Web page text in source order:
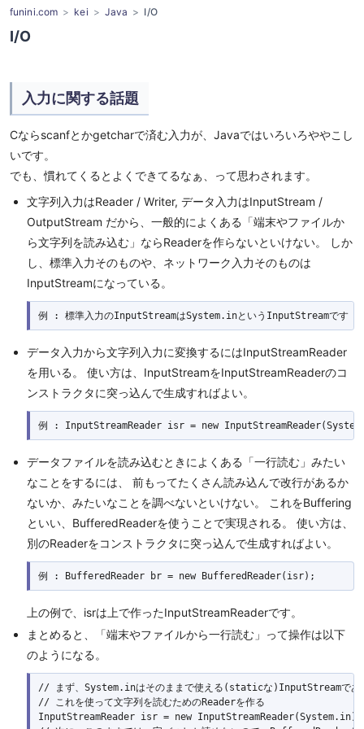
funini.com kei Java I/O
I/O
入力に関する話題
Cならscanfとかgetcharで済む入力が、Javaではいろいろややこし
いです。
でも、慣れてくるとよくできてるなぁ、って思わされます。
文字列入力はReader / Writer, データ入力はInputStream /
OutputStream だから、一般的によくある「端末やファイルか
ら文字列を読み込む」ならReaderを作らないといけない。 しか
し、標準入力そのものや、ネットワーク入力そのものは
InputStreamになっている。
例 : 標準入力のInputStreamはSystem.inというInputStreamです
データ入力から文字列入力に変換するにはInputStreamReader
を用いる。 使い方は、InputStreamをInputStreamReaderのコ
ンストラクタに突っ込んで生成すればよい。
例 : InputStreamReader isr = new
データファイルを読み込むときによくある「一行読む」みたい
なことをするには、 前もってたくさん読み込んで改行があるか
ないか、みたいなことを調べないといけない。 これをBuffering
といい、BufferedReaderを使うことで実現される。 使い方は、
別のReaderをコンストラクタに突っ込んで生成すればよい。
例 : BufferedReader br = new BufferedReader(isr);
上の例で、isrは上で作ったInputStreamReaderです。
まとめると、「端末やファイルから一行読む」って操作は以下
のようになる。
// まず、System.inはそのままで使える(staticな)InputStreamであ
// これを使って文字列を読むためのReaderを作る
InputStreamReader isr = new InputStreamReader(System.in);